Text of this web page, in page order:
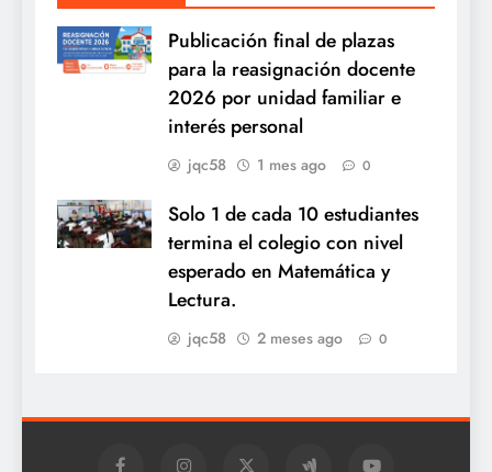
Publicación final de plazas
para la reasignación docente
2026 por unidad familiar e
interés personal
jqc58 1 mes ago 0
Solo 1 de cada 10 estudiantes
termina el colegio con nivel
esperado en Matemática y
Lectura.
jqc58 2 meses ago 0